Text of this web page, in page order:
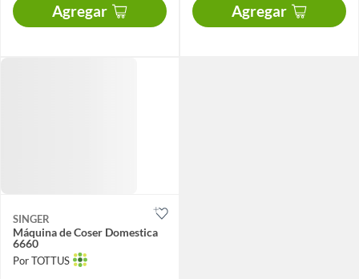
Agregar Agregar
SINGER
Máquina de Coser Domestica
6660
Por TOTTUS